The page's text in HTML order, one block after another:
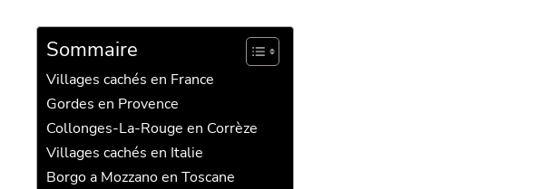
Sommaire
Villages cachés en France
Gordes en Provence
Collonges-La-Rouge en Corrèze
Villages cachés en Italie
Borgo a Mozzano en Toscane